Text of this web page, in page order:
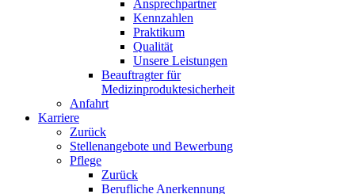
Ansprechpartner
Kennzahlen
Praktikum
Qualität
Unsere Leistungen
Beauftragter für
Medizinproduktesicherheit
Anfahrt
Karriere
Zurück
Stellenangebote und Bewerbung
Pflege
Zurück
Berufliche Anerkennung